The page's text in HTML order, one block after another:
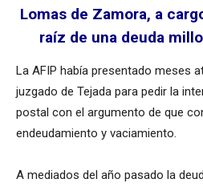
Lomas de Zamora, a
raíz de una deuda
La AFIP había presentado meses
juzgado de Tejada para pedir la
postal con el argumento de que
endeudamiento y vaciamiento.
A mediados del año pasado la